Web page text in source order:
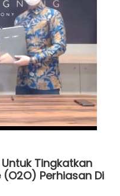
Tingkatkan
Perhiasan Di